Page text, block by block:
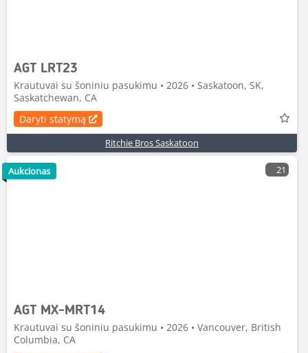
AGT LRT23
Krautuvai su šoniniu pasukimu • 2026 • Saskatoon, SK,
Saskatchewan, CA
Daryti statymą
Ritchie Bros Saskatoon
21
AGT MX-MRT14
Krautuvai su šoniniu pasukimu • 2026 • Vancouver, British
Columbia, CA
Aukcionas